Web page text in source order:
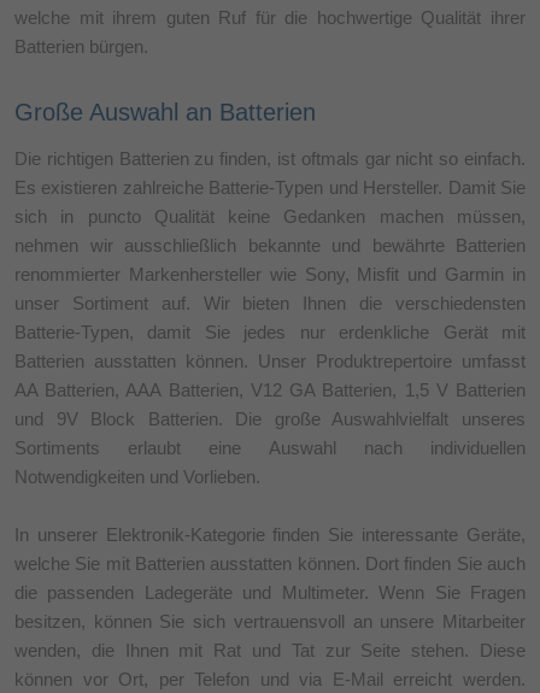
welche mit ihrem guten Ruf für die hochwertige Qualität ihrer
Batterien bürgen.
Große Auswahl an Batterien
Die richtigen Batterien zu finden, ist oftmals gar nicht so einfach.
Es existieren zahlreiche Batterie-Typen und Hersteller. Damit Sie
sich in puncto Qualität keine Gedanken machen müssen,
nehmen wir ausschließlich bekannte und bewährte Batterien
renommierter Markenhersteller wie Sony, Misfit und Garmin in
unser Sortiment auf. Wir bieten Ihnen die verschiedensten
Batterie-Typen, damit Sie jedes nur erdenkliche Gerät mit
Batterien ausstatten können. Unser Produktrepertoire umfasst
AA Batterien, AAA Batterien, V12 GA Batterien, 1,5 V Batterien
und 9V Block Batterien. Die große Auswahlvielfalt unseres
Sortiments erlaubt eine Auswahl nach individuellen
Notwendigkeiten und Vorlieben.
In unserer Elektronik-Kategorie finden Sie interessante Geräte,
welche Sie mit Batterien ausstatten können. Dort finden Sie auch
die passenden Ladegeräte und Multimeter. Wenn Sie Fragen
besitzen, können Sie sich vertrauensvoll an unsere Mitarbeiter
wenden, die Ihnen mit Rat und Tat zur Seite stehen. Diese
können vor Ort, per Telefon und via E-Mail erreicht werden.